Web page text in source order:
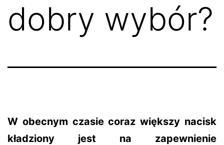
dobry wybór?
W obecnym czasie coraz większy nacisk
kładziony jest na zapewnienie